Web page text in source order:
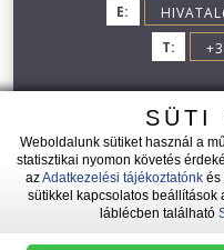
E:
T:
2026 ©
SÜTI
Weboldalunk sütiket használ a
statisztikai nyomon követés
azAdatkezelési tájékoztatónk és
sütikkel kapcsolatos beállítások
láblécben található